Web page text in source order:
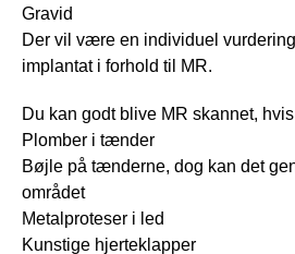
Gravid
Der vil være en individuel
implantat i forhold til MR.
Du kan godt blive MR skannet,
Plomber i tænder
Bøjle på tænderne, dog kan det
området
Metalproteser i led
Kunstige hjerteklapper